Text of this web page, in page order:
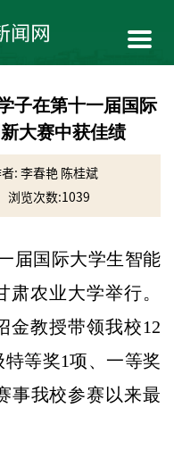
子在第十一届国际
大赛中获佳绩
: 李春艳 陈桂斌
浏览次数:1039
届国际大学生智能
农业大学举行。
金教授带领我校12
等奖1项、一等奖
事我校参赛以来最